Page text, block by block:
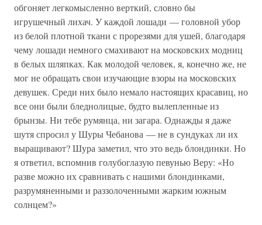
обгоняет легкомысленно верткий, словно бы
игрушечный лихач. У каждой лошади — головной убор
из белой плотной ткани с прорезями для ушей, благодаря
чему лошади немного смахивают на московских модниц
в белых шляпках. Как молодой человек, я, конечно же, не
мог не обращать свои изучающие взоры на московских
девушек. Среди них было немало настоящих красавиц, но
все они были бледнолицые, будто вылепленные из
брынзы. Ни тебе румянца, ни загара. Однажды я даже
шутя спросил у Шуры Чебанова — не в сундуках ли их
выращивают? Шура заметил, что это ведь блондинки. Но
я ответил, вспомнив голубоглазую певунью Веру: «Но
разве можно их сравнивать с нашими блондинками,
разрумяненными и раззолоченными жарким южным
солнцем?»